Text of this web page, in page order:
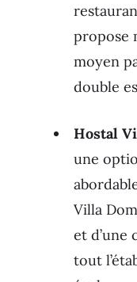
propose
moyen
double
Hostal
une
Villa
et d’une
tout